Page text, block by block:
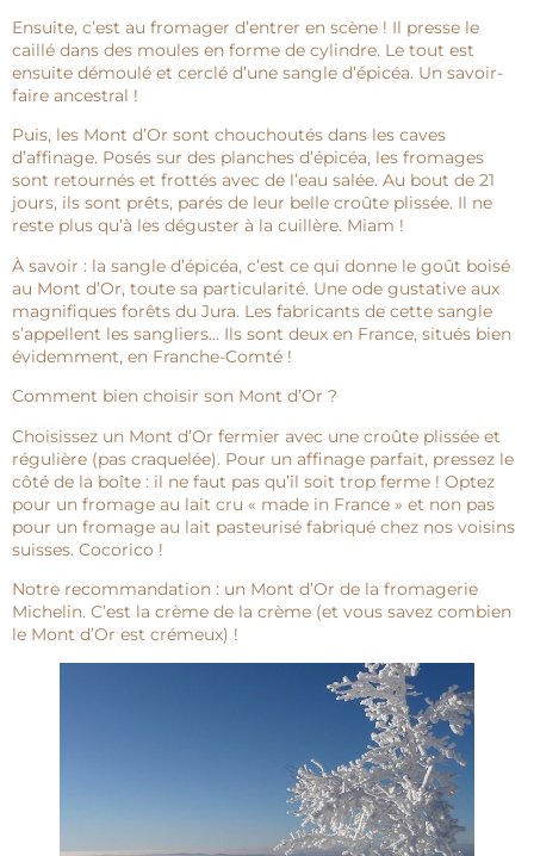
Ensuite, c’est au fromager d’entrer en scène ! Il presse le
caillé dans des moules en forme de cylindre. Le tout est
ensuite démoulé et cerclé d’une sangle d’épicéa. Un savoir-
faire ancestral !
Puis, les Mont d’Or sont chouchoutés dans les caves
d’affinage. Posés sur des planches d’épicéa, les fromages
sont retournés et frottés avec de l’eau salée. Au bout de 21
jours, ils sont prêts, parés de leur belle croûte plissée. Il ne
reste plus qu’à les déguster à la cuillère. Miam !
À savoir : la sangle d’épicéa, c’est ce qui donne le goût boisé
au Mont d’Or, toute sa particularité. Une ode gustative aux
magnifiques forêts du Jura. Les fabricants de cette sangle
s’appellent les sangliers… Ils sont deux en France, situés bien
évidemment, en Franche-Comté !
Comment bien choisir son Mont d’Or ?
Choisissez un Mont d’Or fermier avec une croûte plissée et
régulière (pas craquelée). Pour un affinage parfait, pressez le
côté de la boîte : il ne faut pas qu’il soit trop ferme ! Optez
pour un fromage au lait cru « made in France » et non pas
pour un fromage au lait pasteurisé fabriqué chez nos voisins
suisses. Cocorico !
Notre recommandation : un Mont d’Or de la fromagerie
Michelin. C’est la crème de la crème (et vous savez combien
le Mont d’Or est crémeux) !